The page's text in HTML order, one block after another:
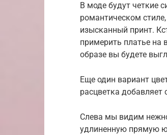
В моде будут четкие
романтическом
изысканный принт.
примерить платье
образе вы будете
Еще один вариант
расцветка
Слева мы видим
удлиненную прямую